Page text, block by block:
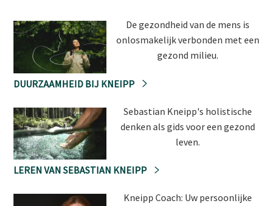
De gezondheid van de mens is
onlosmakelijk verbonden met een
gezond milieu.
DUURZAAMHEID BIJ KNEIPP
Sebastian Kneipp's holistische
denken als gids voor een gezond
leven.
LEREN VAN SEBASTIAN KNEIPP
Kneipp Coach: Uw persoonlijke